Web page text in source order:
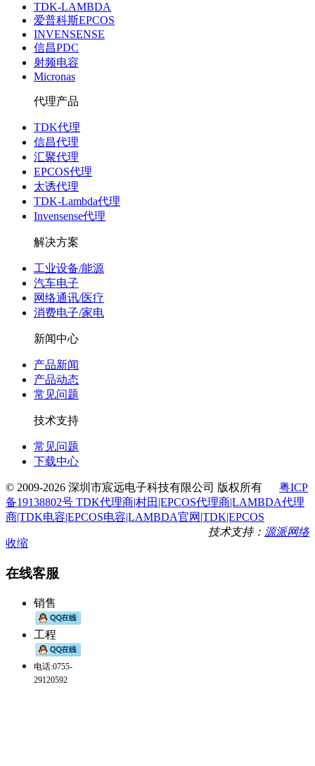
TDK-LAMBDA
爱普科斯EPCOS
INVENSENSE
信昌PDC
射频电容
Micronas
代理产品
TDK代理
信昌代理
汇聚代理
EPCOS代理
太诱代理
TDK-Lambda代理
Invensense代理
解决方案
工业设备/能源
汽车电子
网络通讯/医疗
消费电子/家电
新闻中心
产品新闻
产品动态
常见问题
技术支持
常见问题
下载中心
© 2009-2026 深圳市宸远电子科技有限公司 版权所有 粤ICP
备19138802号 TDK代理商|村田|EPCOS代理商|LAMBDA代理
商|TDK电容|EPCOS电容|LAMBDA官网|TDK|EPCOS
技术支持： 源派网络
收缩
在线客服
销售
工程
电话:0755-
29120592